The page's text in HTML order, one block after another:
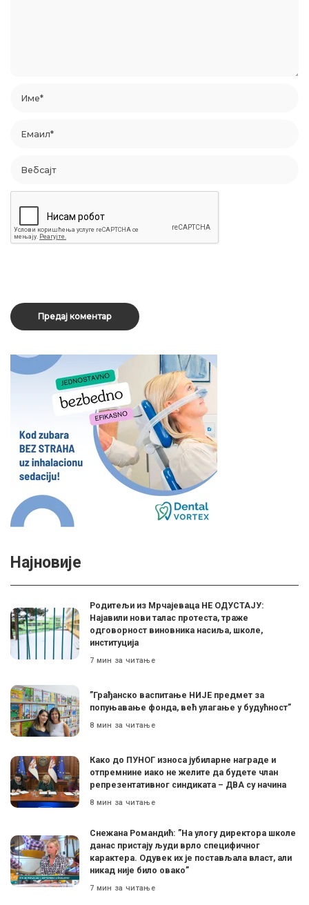
Најновије
Родитељи из Мрчајеваца НЕ ОДУСТАЈУ:
Најавили нови талас протеста, траже
одговорност виновника насиља, школе,
институција
7 мин за читање
”Грађанско васпитање НИЈЕ предмет за
попуњавање фонда, већ улагање у будућност”
8 мин за читање
Како до ПУНОГ износа јубиларне награде и
отпремнине иако не желите да будете члан
репрезентативног синдиката – ДВА су начина
8 мин за читање
Снежана Романдић: ”На улогу директора школе
данас пристају људи врло специфичног
карактера. Одувек их је постављала власт, али
никад није било овако”
7 мин за читање